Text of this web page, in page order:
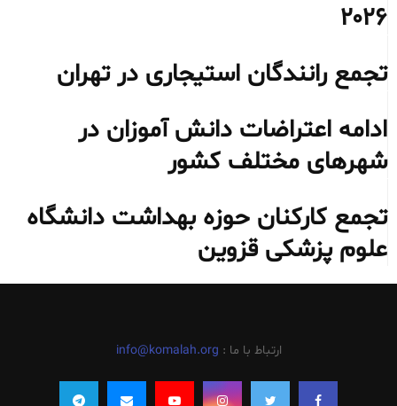
۲۰۲۶
تجمع رانندگان استیجاری در تهران
ادامه اعتراضات دانش آموزان در
شهرهای مختلف کشور
تجمع کارکنان حوزه بهداشت دانشگاه
علوم پزشکی قزوین
ارتباط با ما : info@komalah.org